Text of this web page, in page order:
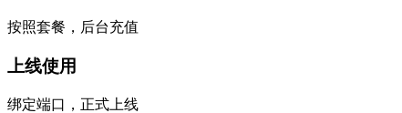
按照套餐，后台充值
上线使用
绑定端口，正式上线